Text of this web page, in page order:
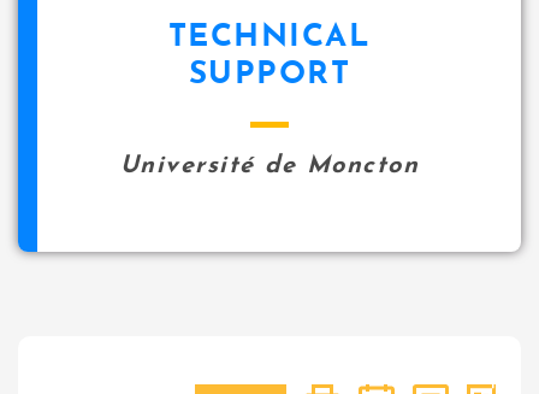
TECHNICAL
SUPPORT
Université de Moncton